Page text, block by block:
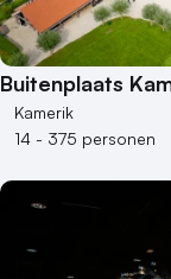
Buitenplaats
Kamerik
14 - 375 personen